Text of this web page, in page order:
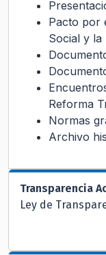
Pacto por
Social y la
Reforma
Normas
Archivo
Transparencia
Ley de